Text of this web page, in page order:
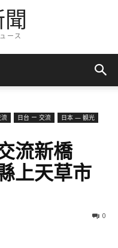
ース
流 日台 ー 交流
日本 — 観光
流新橋
上天草市
0